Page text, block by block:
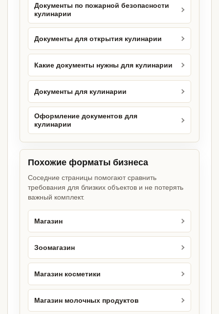
Документы по пожарной безопасности
кулинарии
Документы для открытия кулинарии
Какие документы нужны для кулинарии
Документы для кулинарии
Оформление документов для
кулинарии
Похожие форматы бизнеса
Соседние страницы помогают сравнить
требования для близких объектов и не потерять
важный комплект.
Магазин
Зоомагазин
Магазин косметики
Магазин молочных продуктов